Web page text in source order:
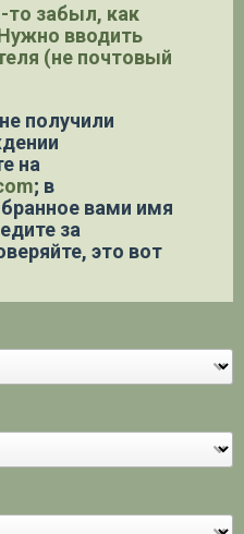
то забыл, как
вводить
(не почтовый
получили
на
; в
вами имя
за
это вот